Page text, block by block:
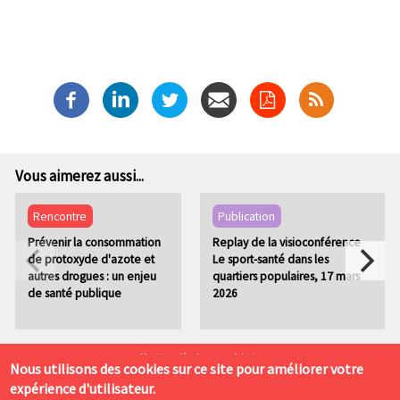
Vous aimerez aussi...
Rencontre
Prévenir la consommation
de protoxyde d'azote et
autres drogues : un enjeu
de santé publique
Publication
Replay de la visioconférence
Le sport-santé dans les
quartiers populaires, 17 mars
2026
i
e
Mentions légales Admin
Labo Cités 4 rue de Narvik 69008 LYON. Tél. : 04 78 77 01 43
Nous utilisons des cookies sur ce site pour améliorer votre
expérience d'utilisateur.